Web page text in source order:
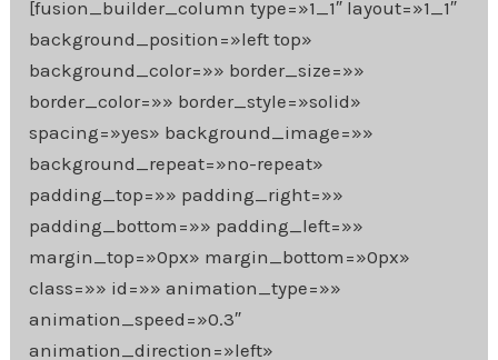
[fusion_builder_column type=»1_1″ layout=»1_1″
background_position=»left top»
background_color=»» border_size=»»
border_color=»» border_style=»solid»
spacing=»yes» background_image=»»
background_repeat=»no-repeat»
padding_top=»» padding_right=»»
padding_bottom=»» padding_left=»»
margin_top=»0px» margin_bottom=»0px»
class=»» id=»» animation_type=»»
animation_speed=»0.3″
animation_direction=»left»